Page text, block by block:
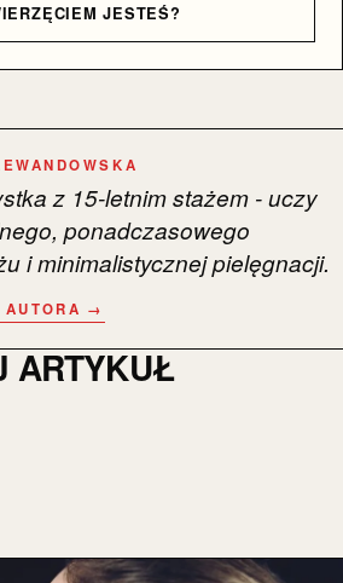
JESTEŚ?
z 15-letnim stażem - uczy
ponadczasowego
i minimalistycznej pielęgnacji.
AUTORA →
ARTYKUŁ